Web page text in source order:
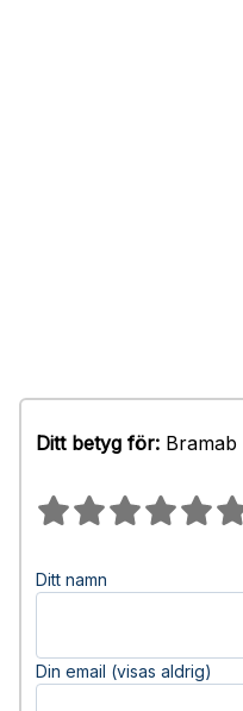
Ditt betyg för:
Ditt namn
Din email (visas aldrig)